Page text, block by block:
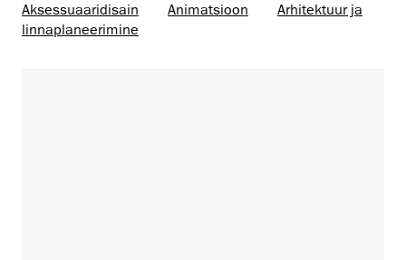
Aksessuaaridisain
Animatsioon
Arhitektuur ja
linnaplaneerimine